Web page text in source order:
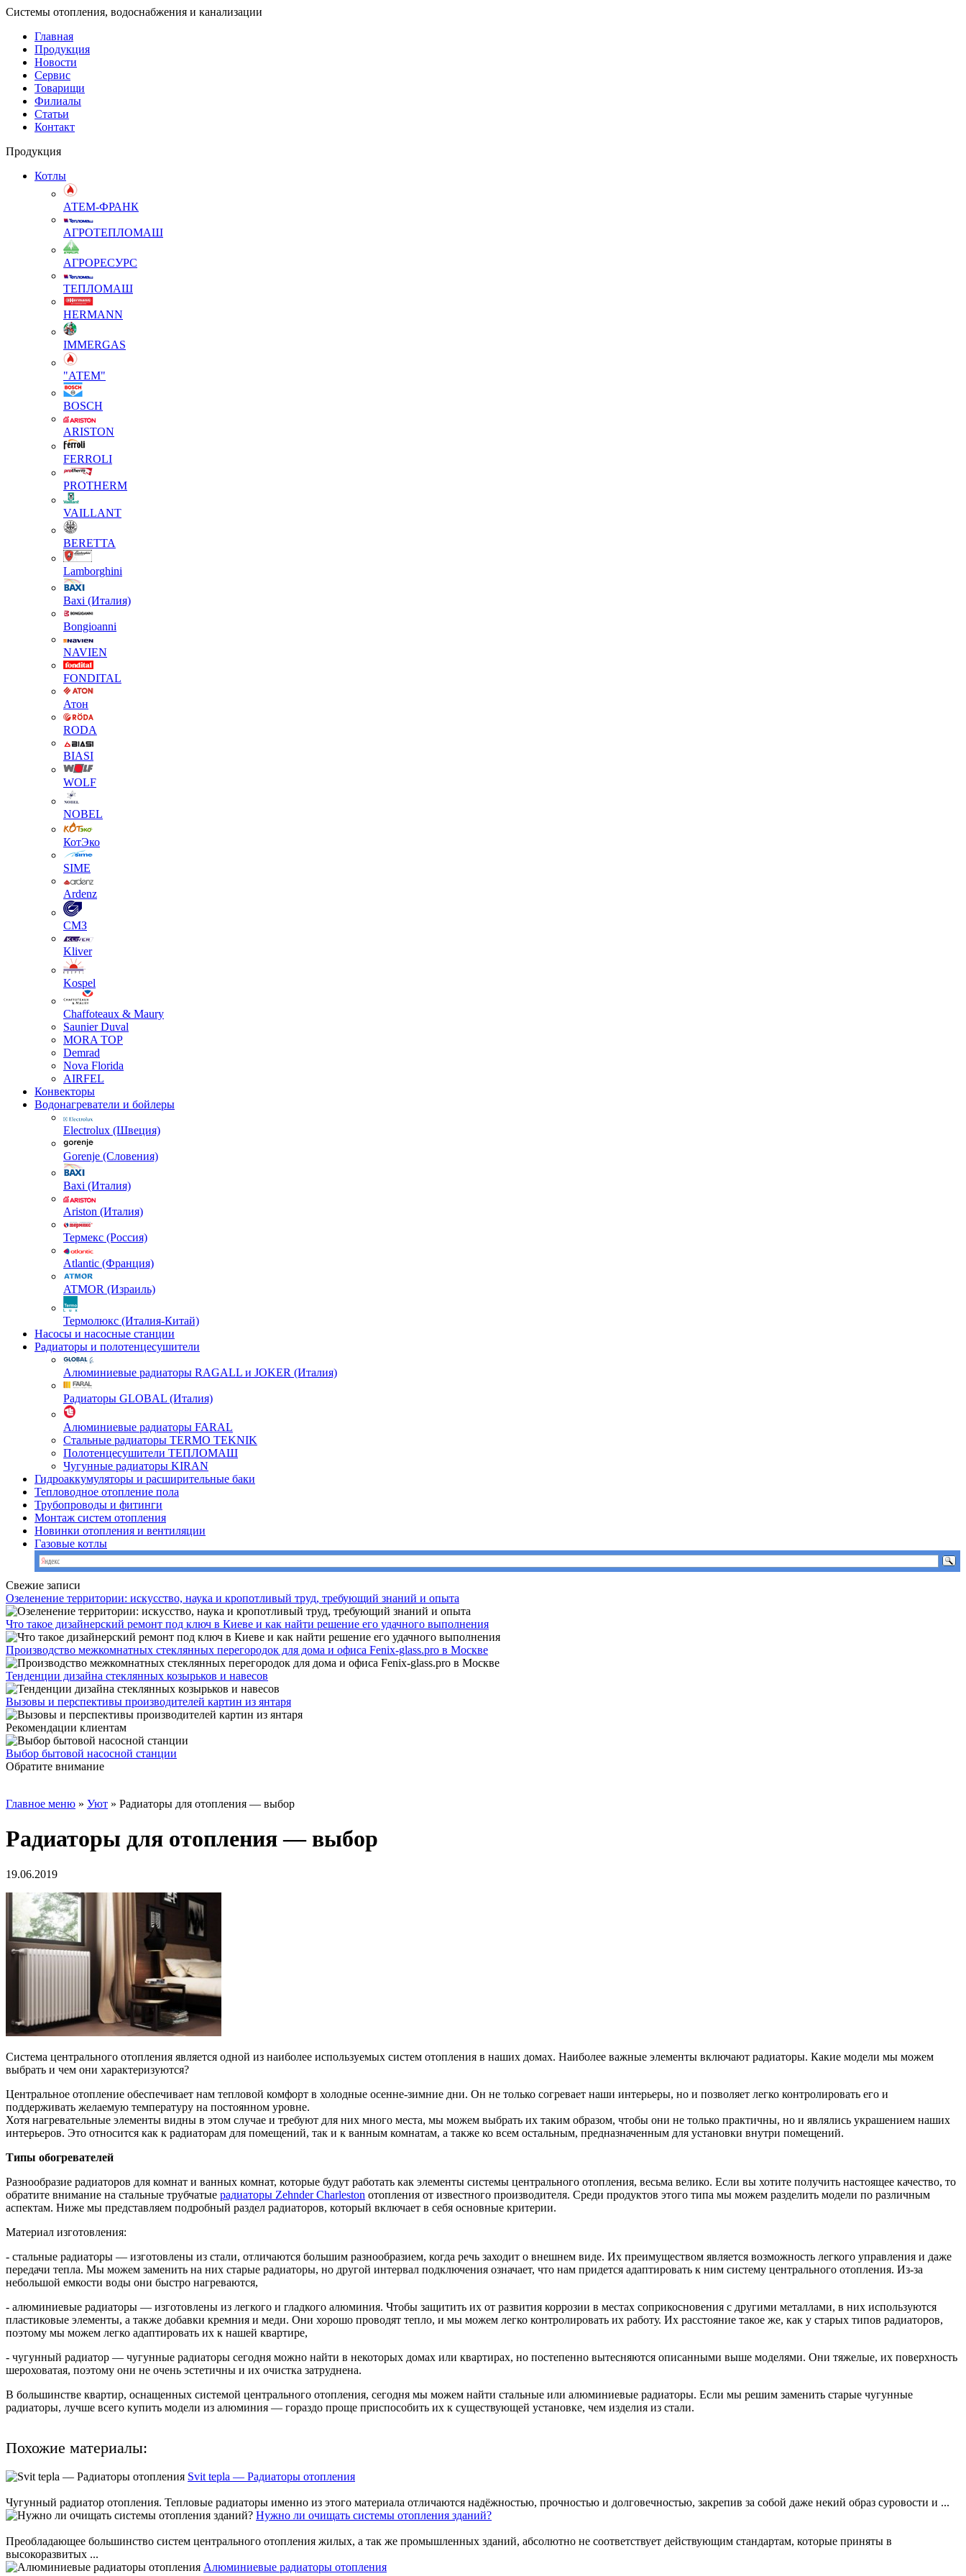
Системы отопления, водоснабжения и канализации
Главная
Продукция
Новости
Сервис
Товарищи
Филиалы
Статьи
Контакт
Продукция
Котлы
АТЕМ-ФРАНК
АГРОТЕПЛОМАШ
АГРОРЕСУРС
ТЕПЛОМАШ
HERMANN
IMMERGAS
"АТЕМ"
BOSCH
ARISTON
FERROLI
PROTHERM
VAILLANT
BERETTA
Lamborghini
Baxi (Италия)
Вongioanni
NAVIEN
FONDITAL
Атон
RODA
BIASI
WOLF
NOBEL
КотЭко
SIME
Ardenz
СМЗ
Kliver
Kospel
Chaffoteaux & Maury
Saunier Duval
MORA TOP
Demrad
Nova Florida
AIRFEL
Конвекторы
Водонагреватели и бойлеры
Electrolux (Швеция)
Gorenje (Словения)
Baxi (Италия)
Ariston (Италия)
Термекс (Россия)
Atlantic (Франция)
ATMOR (Израиль)
Термолюкс (Италия-Китай)
Насосы и насосные станции
Радиаторы и полотенцесушители
Алюминиевые радиаторы RAGALL и JOKER (Италия)
Радиаторы GLOBAL (Италия)
Алюминиевые радиаторы FARAL
Стальные радиаторы TERMO TEKNIK
Полотенцесушители ТЕПЛОМАШ
Чугунные радиаторы KIRAN
Гидроаккумуляторы и расширительные баки
Тепловодное отопление пола
Трубопроводы и фитинги
Монтаж систем отопления
Новинки отопления и вентиляции
Газовые котлы
Свежие записи
Озеленение территории: искусство, наука и кропотливый труд, требующий знаний и опыта
Что такое дизайнерский ремонт под ключ в Киеве и как найти решение его удачного выполнения
Производство межкомнатных стеклянных перегородок для дома и офиса Fenix-glass.pro в Москве
Тенденции дизайна стеклянных козырьков и навесов
Вызовы и перспективы производителей картин из янтаря
Рекомендации клиентам
Выбор бытовой насосной станции
Обратите внимание
Главное меню » Уют » Радиаторы для отопления — выбор
Радиаторы для отопления — выбор
19.06.2019
Система центрального отопления является одной из наиболее используемых систем отопления в наших домах. Наиболее важные элементы включают радиаторы. Какие модели мы можем
выбрать и чем они характеризуются?
Центральное отопление обеспечивает нам тепловой комфорт в холодные осенне-зимние дни. Он не только согревает наши интерьеры, но и позволяет легко контролировать его и
поддерживать желаемую температуру на постоянном уровне.
Хотя нагревательные элементы видны в этом случае и требуют для них много места, мы можем выбрать их таким образом, чтобы они не только практичны, но и являлись украшением наших
интерьеров. Это относится как к радиаторам для помещений, так и к ванным комнатам, а также ко всем остальным, предназначенным для установки внутри помещений.
Типы обогревателей
Разнообразие радиаторов для комнат и ванных комнат, которые будут работать как элементы системы центрального отопления, весьма велико. Если вы хотите получить настоящее качество, то
обратите внимание на стальные трубчатые радиаторы Zehnder Charleston отопления от известного производителя. Среди продуктов этого типа мы можем разделить модели по различным
аспектам. Ниже мы представляем подробный раздел радиаторов, который включает в себя основные критерии.
Материал изготовления:
- стальные радиаторы — изготовлены из стали, отличаются большим разнообразием, когда речь заходит о внешнем виде. Их преимуществом является возможность легкого управления и даже
передачи тепла. Мы можем заменить на них старые радиаторы, но другой интервал подключения означает, что нам придется адаптировать к ним систему центрального отопления. Из-за
небольшой емкости воды они быстро нагреваются,
- алюминиевые радиаторы — изготовлены из легкого и гладкого алюминия. Чтобы защитить их от развития коррозии в местах соприкосновения с другими металлами, в них используются
пластиковые элементы, а также добавки кремния и меди. Они хорошо проводят тепло, и мы можем легко контролировать их работу. Их расстояние такое же, как у старых типов радиаторов,
поэтому мы можем легко адаптировать их к нашей квартире,
- чугунный радиатор — чугунные радиаторы сегодня можно найти в некоторых домах или квартирах, но постепенно вытесняются описанными выше моделями. Они тяжелые, их поверхность
шероховатая, поэтому они не очень эстетичны и их очистка затруднена.
В большинстве квартир, оснащенных системой центрального отопления, сегодня мы можем найти стальные или алюминиевые радиаторы. Если мы решим заменить старые чугунные
радиаторы, лучше всего купить модели из алюминия — гораздо проще приспособить их к существующей установке, чем изделия из стали.
Похожие материалы:
Svit tepla — Радиаторы отопления
Чугунный радиатор отопления. Тепловые радиаторы именно из этого материала отличаются надёжностью, прочностью и долговечностью, закрепив за собой даже некий образ суровости и ...
Нужно ли очищать системы отопления зданий?
Преобладающее большинство систем центрального отопления жилых, а так же промышленных зданий, абсолютно не соответствует действующим стандартам, которые приняты в
высокоразвитых ...
Алюминиевые радиаторы отопления